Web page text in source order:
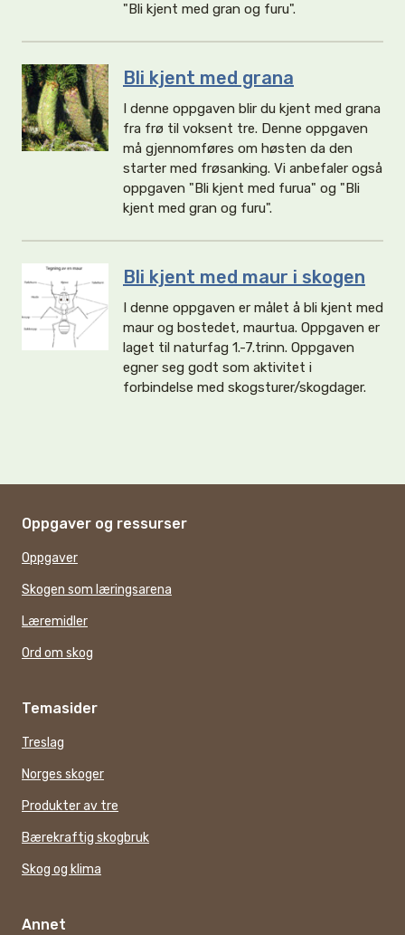
"Bli kjent med gran og furu".
Bli kjent med grana
I denne oppgaven blir du kjent med grana
fra frø til voksent tre. Denne oppgaven
må gjennomføres om høsten da den
starter med frøsanking. Vi anbefaler også
oppgaven "Bli kjent med furua" og "Bli
kjent med gran og furu".
Bli kjent med maur i skogen
I denne oppgaven er målet å bli kjent med
maur og bostedet, maurtua. Oppgaven er
laget til naturfag 1.-7.trinn. Oppgaven
egner seg godt som aktivitet i
forbindelse med skogsturer/skogdager.
Oppgaver og ressurser
Oppgaver
Skogen som læringsarena
Læremidler
Ord om skog
Temasider
Treslag
Norges skoger
Produkter av tre
Bærekraftig skogbruk
Skog og klima
Annet